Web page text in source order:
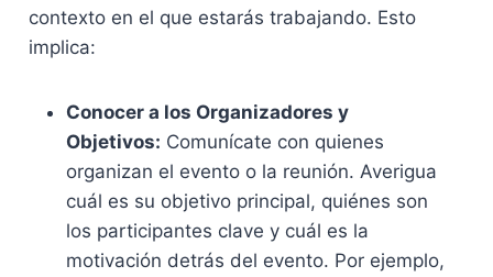
contexto en el que estarás trabajando. Esto
implica:
Conocer a los Organizadores y
Objetivos: Comunícate con quienes
organizan el evento o la reunión. Averigua
cuál es su objetivo principal, quiénes son
los participantes clave y cuál es la
motivación detrás del evento. Por ejemplo,